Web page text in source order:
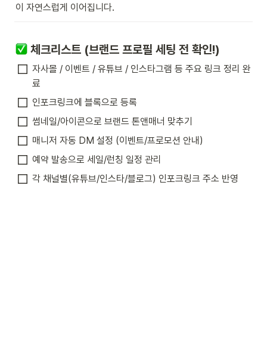
이 자연스럽게 이어집니다.
체크리스트 (브랜드 프로필 세팅 전 확인!)
자사몰 / 이벤트 / 유튜브 / 인스타그램 등 주요 링크 정리 완
료
인포크링크에 블록으로 등록
썸네일/아이콘으로 브랜드 톤앤매너 맞추기
매니저 자동 DM 설정 (이벤트/프로모션 안내)
예약 발송으로 세일/런칭 일정 관리
각 채널별(유튜브/인스타/블로그) 인포크링크 주소 반영